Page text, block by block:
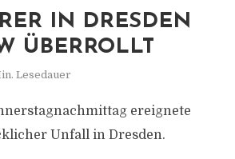
IN DRESDEN
ÜBERROLLT
Lesedauer
ereignete
Unfall in Dresden.